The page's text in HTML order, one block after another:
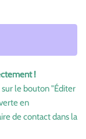
!
le bouton "Éditer
en
de contact dans la